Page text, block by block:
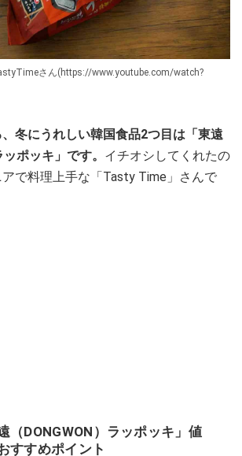
さん(https://www.youtube.com/watch?
冬にうれしい韓国食品2つ目は「東遠
ッポッキ」です。 イチオシしてくれたの
で料理上手な「Tasty Time」さんで
（DONGWON）ラッポッキ」値
すすめポイント